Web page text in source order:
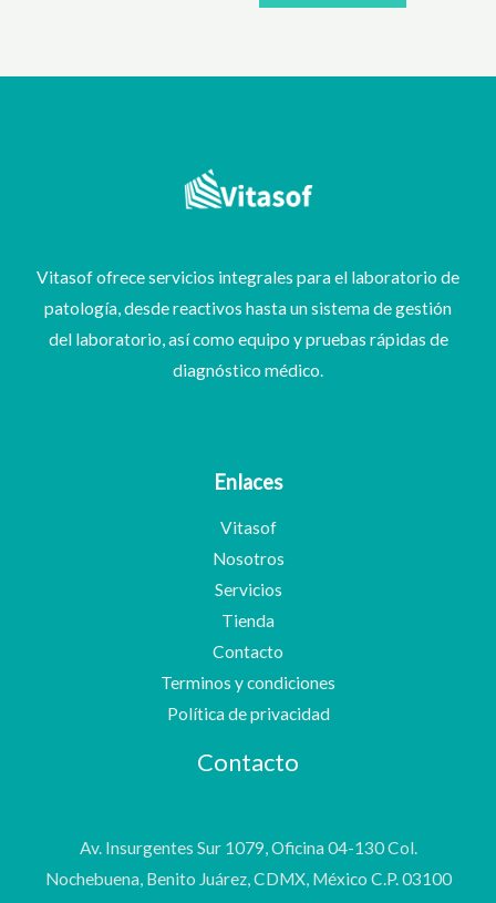
Vitasof ofrece servicios integrales para el laboratorio de
patología, desde reactivos hasta un sistema de gestión
del laboratorio, así como equipo y pruebas rápidas de
diagnóstico médico.
Enlaces
Vitasof
Nosotros
Servicios
Tienda
Contacto
Terminos y condiciones
Política de privacidad
Contacto
Av. Insurgentes Sur 1079, Oficina 04-130 Col.
Nochebuena, Benito Juárez, CDMX, México C.P. 03100